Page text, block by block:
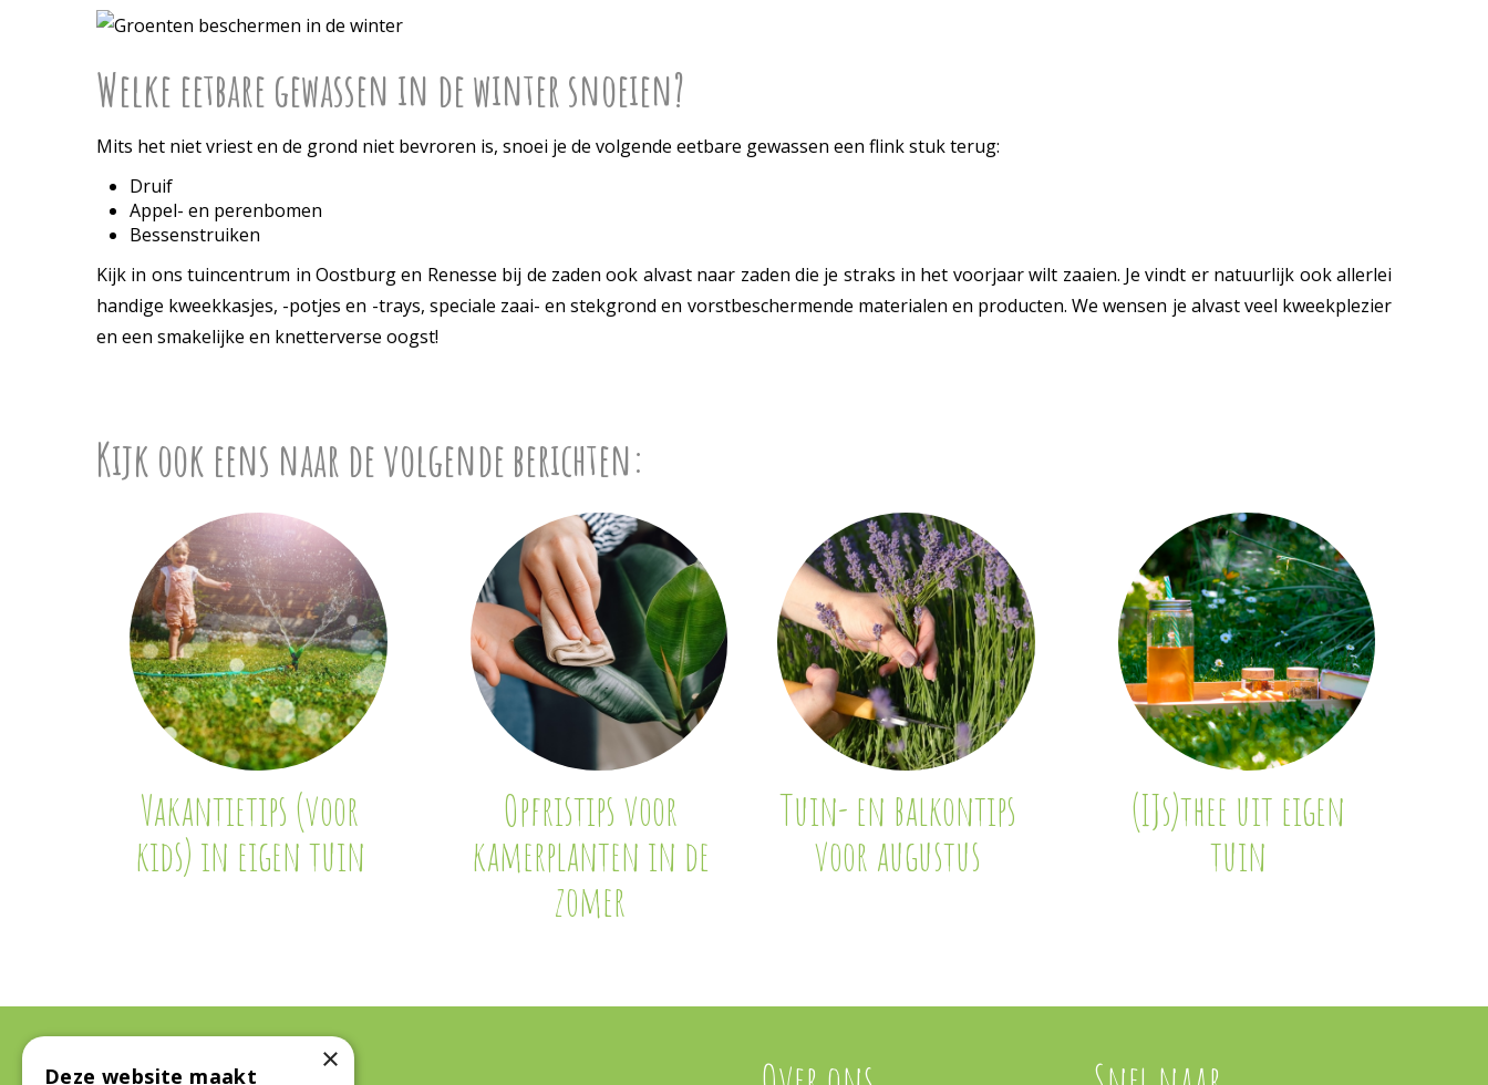
Welke eetbare gewassen in de winter snoeien?
Mits het niet vriest en de grond niet bevroren is, snoei je de volgende eetbare gewassen een flink stuk terug:
Druif
Appel- en perenbomen
Bessenstruiken
Kijk in ons tuincentrum in Oostburg en Renesse bij de zaden ook alvast naar zaden die je straks in het voorjaar wilt zaaien. Je vindt er natuurlijk ook allerlei
handige kweekkasjes, -potjes en -trays, speciale zaai- en stekgrond en vorstbeschermende materialen en producten. We wensen je alvast veel kweekplezier
en een smakelijke en knetterverse oogst!
Kijk ook eens naar de volgende berichten:
Vakantietips (voor
kids) in eigen tuin
Opfristips voor
kamerplanten in de
zomer
Tuin- en balkontips
voor augustus
(IJs)thee uit eigen
tuin
×
Deze website maakt